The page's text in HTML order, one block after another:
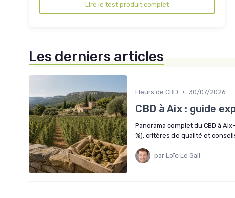
Lire le test produit complet
Les derniers articles
Fleurs de CBD • 30/07/2026
CBD à Aix : guide
Panorama complet du CBD à
%), critères de qualité et
par Loïc Le Gall